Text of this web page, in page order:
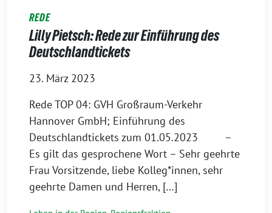
REDE
Lilly Pietsch: Rede zur Einführung des
Deutschlandtickets
23. März 2023
Rede TOP 04: GVH Großraum-Verkehr
Hannover GmbH; Einführung des
Deutschlandtickets zum 01.05.2023 –
Es gilt das gesprochene Wort – Sehr geehrte
Frau Vorsitzende, liebe Kolleg*innen, sehr
geehrte Damen und Herren, […]